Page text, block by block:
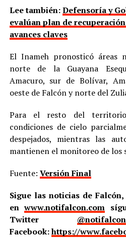
Lee también:Defensoría y
evalúan plan de
avances claves
El Inameh pronosticó áreas
norte de la Guayana
Amacuro, sur de Bolívar,
oeste de Falcón y norte del
Para el resto del
condiciones de cielo
despejados, mientras las
mantienen el monitoreo de los
Fuente: Versión Final
Sigue las noticias de
enwww.notifalcon.com
Twitter @notifalcon
Facebook:https://